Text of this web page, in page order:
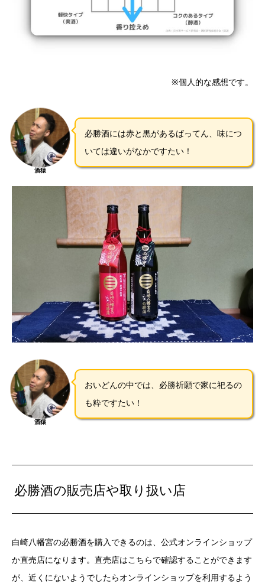
※個人的な感想です。
酒猿
必勝酒には赤と黒があるばってん、味につ
いては違いがなかですたい！
酒猿
おいどんの中では、必勝祈願で家に祀るの
も粋ですたい！
必勝酒の販売店や取り扱い店
白崎八幡宮の必勝酒を購入できるのは、公式オンラインショップ
か直売店になります。直売店はこちらで確認することができます
が、近くにないようでしたらオンラインショップを利用するよう